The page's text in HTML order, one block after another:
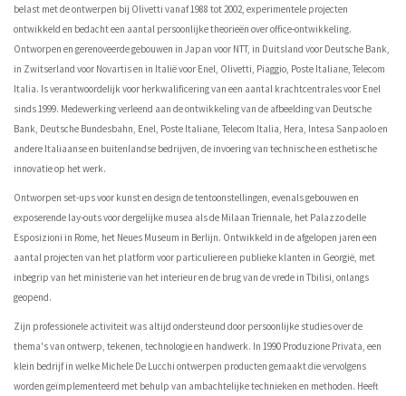
belast met de ontwerpen bij Olivetti vanaf 1988 tot 2002, experimentele projecten
ontwikkeld en bedacht een aantal persoonlijke theorieën over office-ontwikkeling.
Ontworpen en gerenoveerde gebouwen in Japan voor NTT, in Duitsland voor Deutsche Bank,
in Zwitserland voor Novartis en in Italië voor Enel, Olivetti, Piaggio, Poste Italiane, Telecom
Italia. Is verantwoordelijk voor herkwalificering van een aantal krachtcentrales voor Enel
sinds 1999. Medewerking verleend aan de ontwikkeling van de afbeelding van Deutsche
Bank, Deutsche Bundesbahn, Enel, Poste Italiane, Telecom Italia, Hera, Intesa Sanpaolo en
andere Italiaanse en buitenlandse bedrijven, de invoering van technische en esthetische
innovatie op het werk.
Ontworpen set-ups voor kunst en design de tentoonstellingen, evenals gebouwen en
exposerende lay-outs voor dergelijke musea als de Milaan Triennale, het Palazzo delle
Esposizioni in Rome, het Neues Museum in Berlijn. Ontwikkeld in de afgelopen jaren een
aantal projecten van het platform voor particuliere en publieke klanten in Georgië, met
inbegrip van het ministerie van het interieur en de brug van de vrede in Tbilisi, onlangs
geopend.
Zijn professionele activiteit was altijd ondersteund door persoonlijke studies over de
thema's van ontwerp, tekenen, technologie en handwerk. In 1990 Produzione Privata, een
klein bedrijf in welke Michele De Lucchi ontwerpen producten gemaakt die vervolgens
worden geïmplementeerd met behulp van ambachtelijke technieken en methoden. Heeft